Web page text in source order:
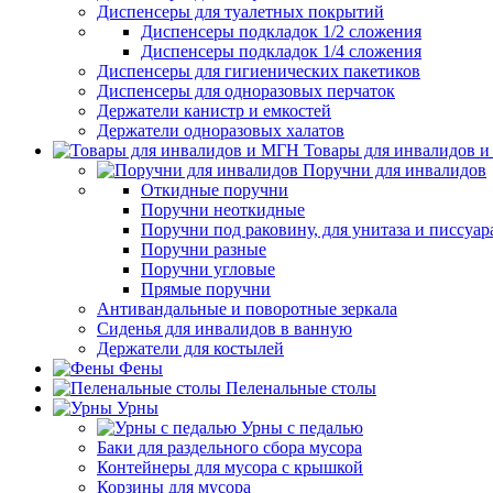
Диспенсеры для туалетных покрытий
Диспенсеры подкладок 1/2 сложения
Диспенсеры подкладок 1/4 сложения
Диспенсеры для гигиенических пакетиков
Диспенсеры для одноразовых перчаток
Держатели канистр и емкостей
Держатели одноразовых халатов
Товары для инвалидов
Поручни для инвалидов
Откидные поручни
Поручни неоткидные
Поручни под раковину, для унитаза и
Поручни разные
Поручни угловые
Прямые поручни
Антивандальные и поворотные зеркала
Сиденья для инвалидов в ванную
Держатели для костылей
Фены
Пеленальные столы
Урны
Урны с педалью
Баки для раздельного сбора мусора
Контейнеры для мусора с крышкой
Корзины для мусора